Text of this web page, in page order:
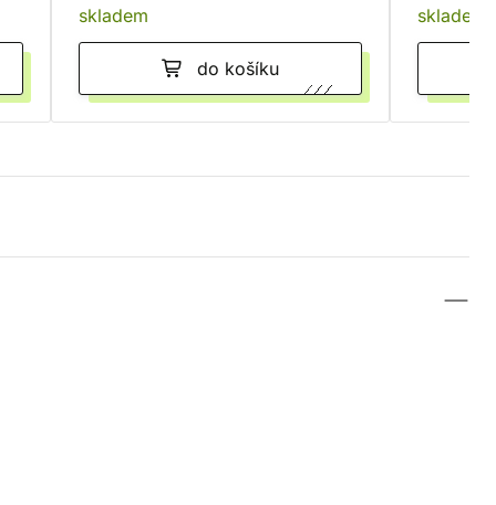
skladem
do košíku
skladem